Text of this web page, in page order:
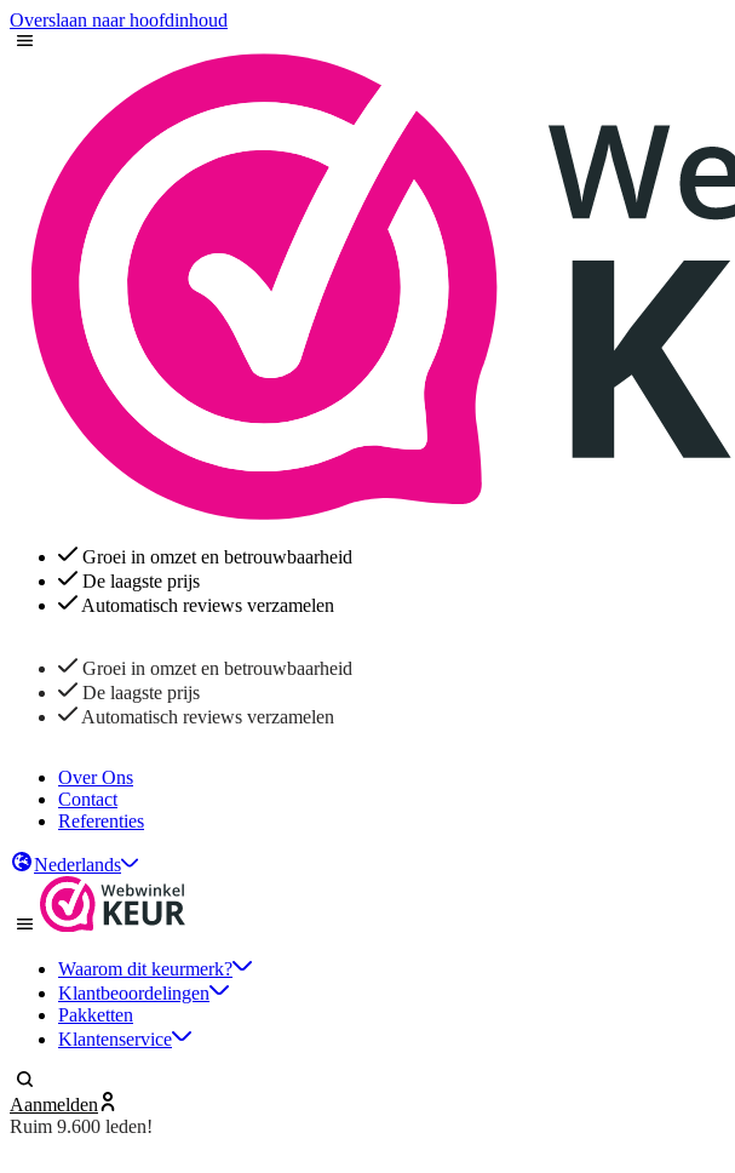
Overslaan naar hoofdinhoud
Groei in omzet en betrouwbaarheid
De laagste prijs
Automatisch reviews verzamelen
Groei in omzet en betrouwbaarheid
De laagste prijs
Automatisch reviews verzamelen
Over Ons
Contact
Referenties
Nederlands
Waarom dit keurmerk?
Klantbeoordelingen
Pakketten
Klantenservice
Aanmelden
Ruim 9.600 leden!